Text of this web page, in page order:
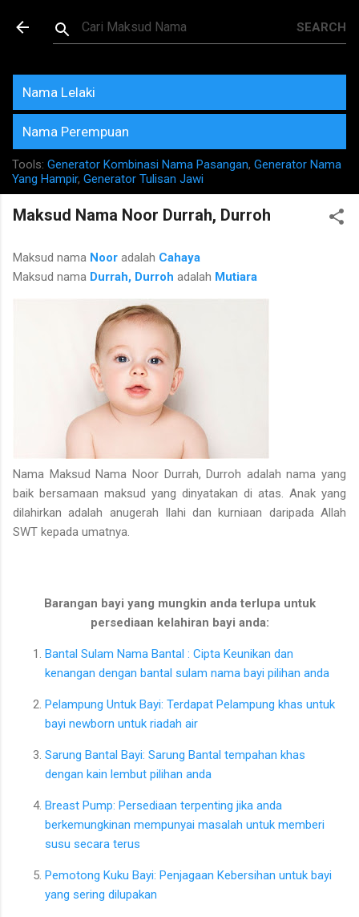
Skip to main content
Maksud dan Makna Nama
Rujukan Terkini
Nama Lelaki
Nama Perempuan
Tools: Generator Kombinasi Nama Pasangan, Generator Nama
Yang Hampir, Generator Tulisan Jawi
Maksud Nama Noor Durrah, Durroh
Maksud nama Noor adalah Cahaya
Maksud nama Durrah, Durroh adalah Mutiara
Nama Maksud Nama Noor Durrah, Durroh adalah nama yang
baik bersamaan maksud yang dinyatakan di atas. Anak yang
dilahirkan adalah anugerah Ilahi dan kurniaan daripada Allah
SWT kepada umatnya.
Barangan bayi yang mungkin anda terlupa untuk
persediaan kelahiran bayi anda:
Bantal Sulam Nama Bantal : Cipta Keunikan dan
kenangan dengan bantal sulam nama bayi pilihan anda
Pelampung Untuk Bayi: Terdapat Pelampung khas untuk
bayi newborn untuk riadah air
Sarung Bantal Bayi: Sarung Bantal tempahan khas
dengan kain lembut pilihan anda
Breast Pump: Persediaan terpenting jika anda
berkemungkinan mempunyai masalah untuk memberi
susu secara terus
Pemotong Kuku Bayi: Penjagaan Kebersihan untuk bayi
yang sering dilupakan